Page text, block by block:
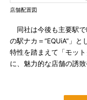
店舗配置図
同社は今後も主要駅で
の駅ナカ＝“EQUiA”」
特性を踏まえて「モッ
に、魅力的な店舗の誘